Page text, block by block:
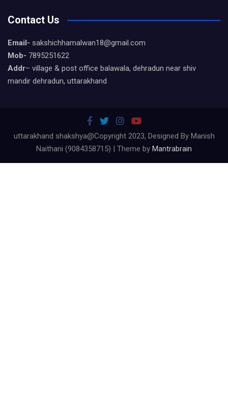
Contact Us
Email- sakshichhamalwan18@gmail.com
Mob- 7895251622
Addr– village & post office balawala, dehradun near shiv
mandir dehradun, uttarakhand
uttarakhand shakshya@Copyright 2023, Designed By Manish
Naithani (9084358715) | Theme by Mantrabrain